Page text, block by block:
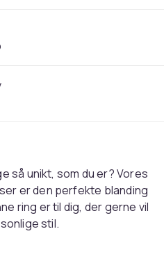
så unikt, som du er? Vores
er den perfekte blanding
ring er til dig, der gerne vil
stil.